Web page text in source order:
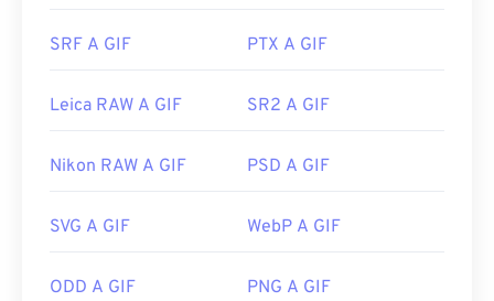
SRF A GIF PTX A GIF
Leica RAW A GIF SR2 A GIF
Nikon RAW A GIF PSD A GIF
SVG A GIF WebP A GIF
ODD A GIF PNG A GIF